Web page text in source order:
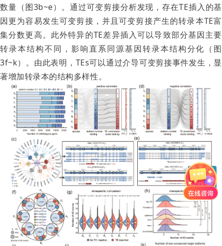
数量（图3b~e）。通过可变剪接分析发现，存在TE插入的基
因更为容易发生可变剪接，并且可变剪接产生的转录本TE富
集分数更高。此外特异的TE差异插入可以导致部分基因主要
转录本结构不同，影响直系同源基因转录本结构分化（图
3f~k）。由此表明，TEs可以通过介导可变剪接事件发生，显
著增加转录本的结构多样性。